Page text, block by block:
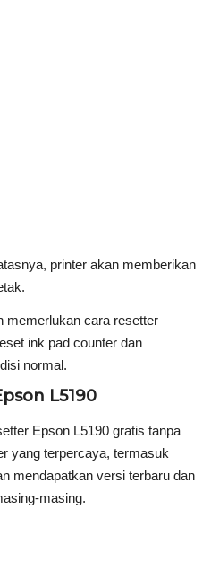
printer akan memberikan
memerlukan cara resetter
ink pad counter dan
normal.
L5190
Epson L5190 gratis tanpa
yang terpercaya, termasuk
mendapatkan versi terbaru dan
masing.